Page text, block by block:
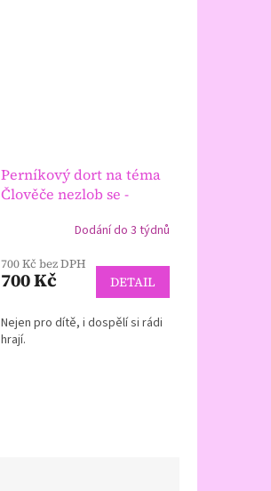
Perníkový dort na téma
Člověče nezlob se -
nehraje, není dítě, ale
navždy ztratil dítě, které
v něm žilo a které mu
Dodání do 3 týdnů
700 Kč bez DPH
700 Kč DETAIL
Nejen pro dítě, i dospělí si rádi
hrají.